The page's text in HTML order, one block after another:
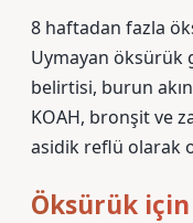
8 haftadan fazla
Uymayan öksürük
belirtisi, burun
KOAH, bronşit ve
asidik reflü olarak
Öksürük için